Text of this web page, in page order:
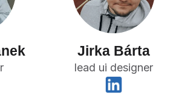
Jirka Bárta
lead ui designer